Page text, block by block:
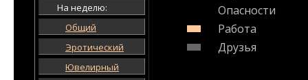
На неделю:
Общий
Эротический
Ювелирный
Опасности
Работа
Друзья